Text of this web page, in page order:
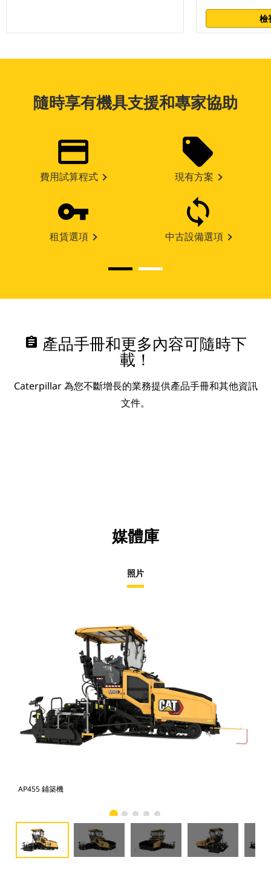
檢
隨時享有機具支援和專家協助
費用試算程式 現有方案
租賃選項 中古設備選項
assignment 產品手冊和更多內容可隨時下
載！
Caterpillar 為您不斷增長的業務提供產品手冊和其他資訊
文件。
媒體庫
照片
AP455 鋪築機